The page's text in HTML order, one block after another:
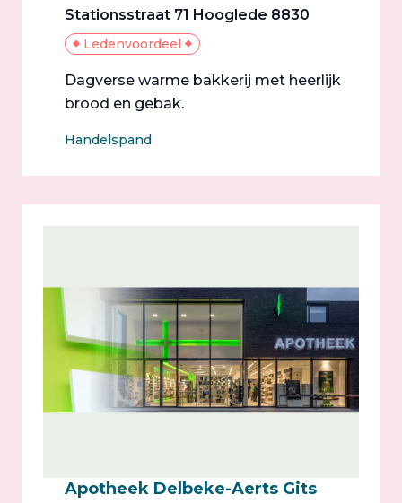
Stationsstraat 71 Hooglede 8830
Ledenvoordeel
Dagverse warme bakkerij met heerlijk
brood en gebak.
Handelspand
Apotheek Delbeke-Aerts Gits